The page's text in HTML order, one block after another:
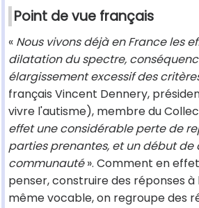
Point de vue français
« Nous vivons déjà en France les
dilatation du spectre,
élargissement excessif des
français Vincent Dennery,
vivre l'autisme), membre du
effet une considérable perte de
parties prenantes, et un début
communauté». Comment en
penser, construire des réponses à
même vocable, on regroupe des